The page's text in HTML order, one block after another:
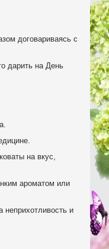
договариваясь с
дарить на День
на вкус,
ароматом или
и